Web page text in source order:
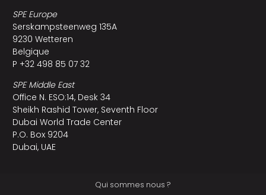
SPE Europe
Serskampsteenweg 135A
9230 Wetteren
Belgique
P +32 498 85 07 32
SPE Middle East
Office N. ESO:14, Desk 34
Sheikh Rashid Tower, Seventh Floor
Dubai World Trade Center
P.O. Box 9204
Dubai, UAE
Qui sommes nous ?